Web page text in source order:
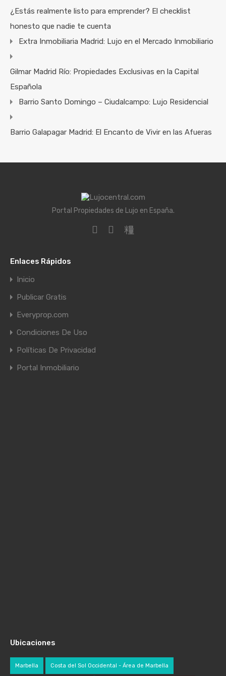
¿Estás realmente listo para emprender? El checklist
honesto que nadie te cuenta
Extra Inmobiliaria Madrid: Lujo en el Mercado Inmobiliario
Gilmar Madrid Río: Propiedades Exclusivas en la Capital
Española
Barrio Santo Domingo – Ciudalcampo: Lujo Residencial
Barrio Galapagar Madrid: El Encanto de Vivir en las Afueras
Portal Propiedades de Lujo en España.
Enlaces Rápidos
Inicio
Publicar Gratis
Everyprop.com
Condiciones De Uso
Políticas De Privacidad
Portal Inmobiliario
Ubicaciones
Marbella Costa del Sol Occidental - Área de Marbella